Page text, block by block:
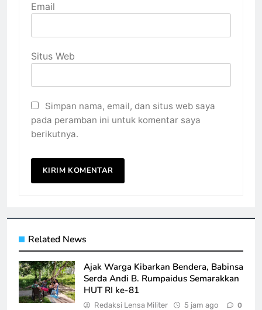
Email
Situs Web
Simpan nama, email, dan situs web saya
pada peramban ini untuk komentar saya
berikutnya.
Related News
Ajak Warga Kibarkan Bendera, Babinsa
Serda Andi B. Rumpaidus Semarakkan
HUT RI ke-81
Redaksi Lensa Militer 5 jam ago 0